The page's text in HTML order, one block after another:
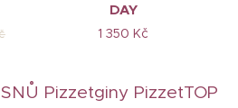
DAY
1 350 Kč
Pizzetginy PizzetTOP